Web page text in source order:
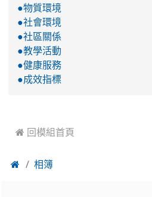
●物質環境
●社會環境
●社區關係
●教學活動
●健康服務
●成效指標
 回模組首頁
 相簿